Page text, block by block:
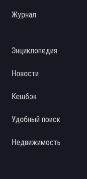
Журнал
Энциклопедия
Новости
Кешбэк
Удобный поиск
Недвижимость